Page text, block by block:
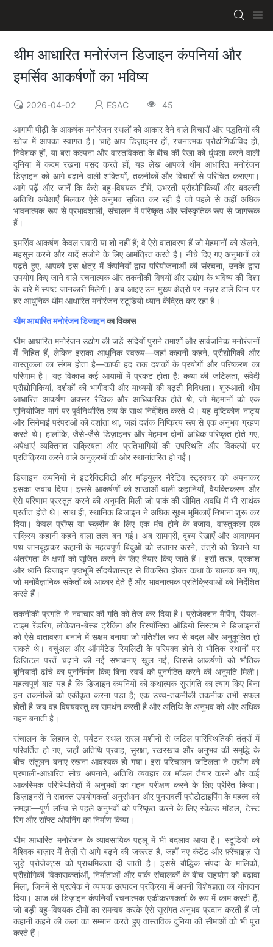
थीम आधारित मनोरंजन डिजाइन कंपनियां और
इमर्सिव आकर्षणों का भविष्य
2026-04-02 ESAC 45
आगामी पीढ़ी के आकर्षक मनोरंजन स्थलों को आकार देने वाले विचारों और पद्धतियों की
खोज में आपका स्वागत है। चाहे आप डिज़ाइनर हों, रचनात्मक प्रौद्योगिकीविद हों,
निवेशक हों, या बस कल्पना और वास्तविकता के बीच की रेखा को धुंधला करने वाली
दुनिया में कदम रखना पसंद करते हों, यह लेख आपको थीम आधारित मनोरंजन
डिज़ाइन को आगे बढ़ाने वाली शक्तियों, तकनीकों और विचारों से परिचित कराएगा।
आगे पढ़ें और जानें कि कैसे बहु-विषयक टीमें, उभरती प्रौद्योगिकियाँ और बदलती
अतिथि अपेक्षाएँ मिलकर ऐसे अनुभव सृजित कर रही हैं जो पहले से कहीं अधिक
भावनात्मक रूप से प्रभावशाली, संचालन में परिष्कृत और सांस्कृतिक रूप से जागरूक
हैं।
इमर्सिव आकर्षण केवल सवारी या शो नहीं हैं; वे ऐसे वातावरण हैं जो मेहमानों को खेलने,
महसूस करने और यादें संजोने के लिए आमंत्रित करते हैं। नीचे दिए गए अनुभागों को
पढ़ते हुए, आपको इस क्षेत्र में कंपनियों द्वारा परियोजनाओं की संरचना, उनके द्वारा
उपयोग किए जाने वाले रचनात्मक और तकनीकी विषयों और उद्योग के भविष्य की दिशा
के बारे में स्पष्ट जानकारी मिलेगी। अब आइए उन मुख्य क्षेत्रों पर नज़र डालें जिन पर
हर आधुनिक थीम आधारित मनोरंजन स्टूडियो ध्यान केंद्रित कर रहा है।
थीम आधारित मनोरंजन डिजाइनका विकास
थीम आधारित मनोरंजन उद्योग की जड़ें सदियों पुराने तमाशों और सार्वजनिक मनोरंजनों
में निहित हैं, लेकिन इसका आधुनिक स्वरूप—जहां कहानी कहने, प्रौद्योगिकी और
वास्तुकला का संगम होता है—काफी हद तक दशकों के प्रयोगों और परिष्करण का
परिणाम है। यह विकास कई आयामों में प्रकट होता है: कथा की जटिलता, संवेदी
प्रौद्योगिकियां, दर्शकों की भागीदारी और माध्यमों की बढ़ती विविधता। शुरुआती थीम
आधारित आकर्षण अक्सर रैखिक और आधिकारिक होते थे, जो मेहमानों को एक
सुनियोजित मार्ग पर पूर्वनिर्धारित लय के साथ निर्देशित करते थे। यह दृष्टिकोण नाट्य
और सिनेमाई परंपराओं को दर्शाता था, जहां दर्शक निष्क्रिय रूप से एक अनुभव ग्रहण
करते थे। हालांकि, जैसे-जैसे डिज़ाइनर और मेहमान दोनों अधिक परिष्कृत होते गए,
अपेक्षाएं व्यक्तिगत सक्रियता और प्रतिभागियों की उपस्थिति और विकल्पों पर
प्रतिक्रिया करने वाले अनुक्रमों की ओर स्थानांतरित हो गईं।
डिजाइन कंपनियों ने इंटरैक्टिविटी और मॉड्यूलर नैरेटिव स्ट्रक्चर को अपनाकर
इसका जवाब दिया। इससे आकर्षणों को शाखाओं वाली कहानियाँ, वैयक्तिकरण और
ऐसे परिणाम प्रस्तुत करने की अनुमति मिली जो पार्क की सीमित अवधि में भी सार्थक
प्रतीत होते थे। साथ ही, स्थानिक डिजाइन ने अधिक सूक्ष्म भूमिकाएँ निभाना शुरू कर
दिया। केवल प्रॉप्स या स्क्रीन के लिए एक मंच होने के बजाय, वास्तुकला एक
सक्रिय कहानी कहने वाला तत्व बन गई। अब सामग्री, दृश्य रेखाएँ और आवागमन
पथ जानबूझकर कहानी के महत्वपूर्ण बिंदुओं को उजागर करने, तंत्रों को छिपाने या
अंतरंगता के क्षणों को सृजित करने के लिए तैयार किए जाते हैं। इसी तरह, प्रकाश
और ध्वनि डिजाइन पृष्ठभूमि सौंदर्यशास्त्र से विकसित होकर कथा के चालक बन गए,
जो मनोवैज्ञानिक संकेतों को आकार देते हैं और भावनात्मक प्रतिक्रियाओं को निर्देशित
करते हैं।
तकनीकी प्रगति ने नवाचार की गति को तेज कर दिया है। प्रोजेक्शन मैपिंग, रीयल-
टाइम रेंडरिंग, लोकेशन-बेस्ड ट्रैकिंग और रिस्पॉन्सिव ऑडियो सिस्टम ने डिजाइनरों
को ऐसे वातावरण बनाने में सक्षम बनाया जो गतिशील रूप से बदल और अनुकूलित हो
सकते थे। वर्चुअल और ऑगमेंटेड रियलिटी के परिपक्व होने से भौतिक स्थानों पर
डिजिटल परतें चढ़ाने की नई संभावनाएं खुल गईं, जिससे आकर्षणों को भौतिक
बुनियादी ढांचे का पुनर्निर्माण किए बिना स्वयं को पुनर्गठित करने की अनुमति मिली।
महत्वपूर्ण बात यह है कि डिजाइन कंपनियों को कथात्मक सुसंगति का त्याग किए बिना
इन तकनीकों को एकीकृत करना पड़ा है; एक उच्च-तकनीकी तकनीक तभी सफल
होती है जब वह विषयवस्तु का समर्थन करती है और अतिथि के अनुभव को और अधिक
गहन बनाती है।
संचालन के लिहाज़ से, पर्यटन स्थल सरल मशीनों से जटिल पारिस्थितिकी तंत्रों में
परिवर्तित हो गए, जहाँ अतिथि प्रवाह, सुरक्षा, रखरखाव और अनुभव की समृद्धि के
बीच संतुलन बनाए रखना आवश्यक हो गया। इस परिचालन जटिलता ने उद्योग को
प्रणाली-आधारित सोच अपनाने, अतिथि व्यवहार का मॉडल तैयार करने और कई
आकस्मिक परिस्थितियों में अनुभवों का गहन परीक्षण करने के लिए प्रेरित किया।
डिज़ाइनरों ने सशक्त उपयोगकर्ता अनुसंधान और पुनरावर्ती प्रोटोटाइपिंग के महत्व को
समझा—पूर्ण लॉन्च से पहले अनुभवों को परिष्कृत करने के लिए स्केल्ड मॉडल, टेस्ट
रिग और सॉफ्ट ओपनिंग का निर्माण किया।
थीम आधारित मनोरंजन के व्यावसायिक पहलू में भी बदलाव आया है। स्टूडियो को
वैश्विक बाज़ार में तेज़ी से आगे बढ़ने की ज़रूरत है, जहाँ नए कंटेंट और फ़्रैंचाइज़ से
जुड़े प्रोजेक्ट्स को प्राथमिकता दी जाती है। इससे बौद्धिक संपदा के मालिकों,
प्रौद्योगिकी विकासकर्ताओं, निर्माताओं और पार्क संचालकों के बीच सहयोग को बढ़ावा
मिला, जिनमें से प्रत्येक ने व्यापक उत्पादन प्रक्रिया में अपनी विशेषज्ञता का योगदान
दिया। आज की डिज़ाइन कंपनियाँ रचनात्मक एकीकरणकर्ता के रूप में काम करती हैं,
जो बड़ी बहु-विषयक टीमों का समन्वय करके ऐसे सुसंगत अनुभव प्रदान करती हैं जो
कहानी कहने की कला का सम्मान करते हुए वास्तविक दुनिया की सीमाओं को भी पूरा
करते हैं।